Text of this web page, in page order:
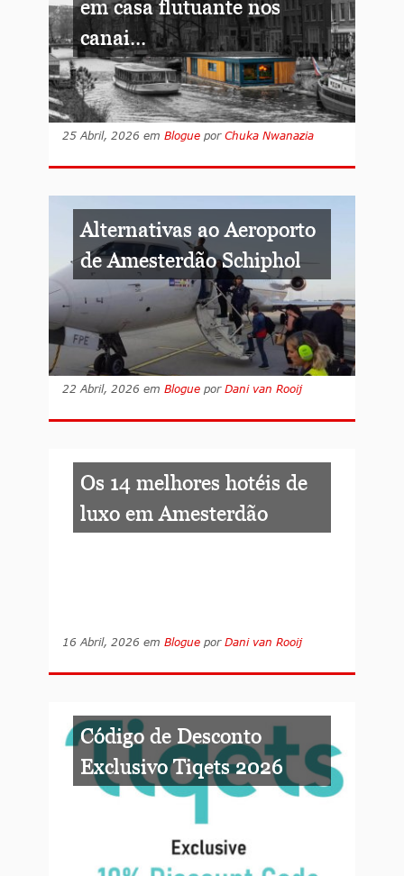
em casa flutuante nos
canai...
25 Abril, 2026 em Blogue por Chuka Nwanazia
Alternativas ao Aeroporto
de Amesterdão Schiphol
22 Abril, 2026 em Blogue por Dani van Rooij
Os 14 melhores hotéis de
luxo em Amesterdão
16 Abril, 2026 em Blogue por Dani van Rooij
Código de Desconto
Exclusivo Tiqets 2026